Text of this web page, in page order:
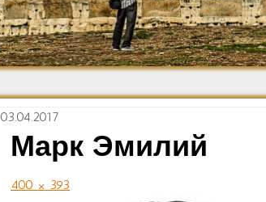
Средневековье
Возрождение и
Барокко
03.04.2017
Марк Эмилий
400 × 393